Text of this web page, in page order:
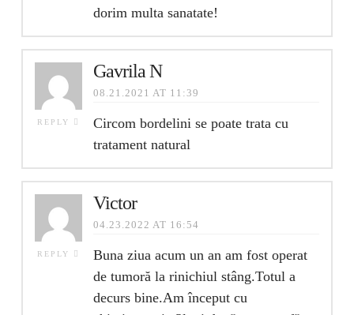
dorim multa sanatate!
REPLY
Gavrila N
08.21.2021 AT 11:39
Circom bordelini se poate trata cu
tratament natural
REPLY
Victor
04.23.2022 AT 16:54
Buna ziua acum un an am fost operat
de tumoră la rinichiul stâng.Totul a
decurs bine.Am început cu